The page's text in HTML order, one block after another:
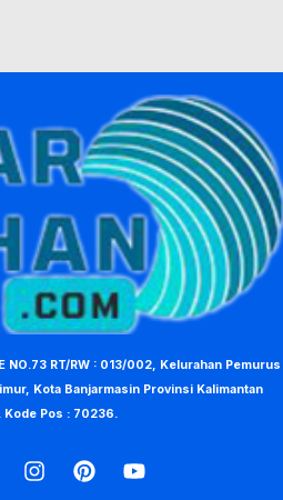
NO.73 RT/RW : 013/002, Kelurahan Pemurus
Kota Banjarmasin Provinsi Kalimantan
Kode Pos : 70236.